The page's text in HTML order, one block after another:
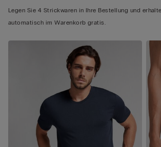
Legen Sie 4 Strickwaren in Ihre Bestellung und
automatisch im Warenkorb gratis.